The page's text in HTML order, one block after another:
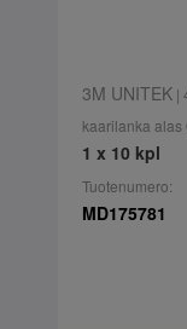
3M UNITEK|
kaarilanka alas
1 x 10 kpl
Tuotenumero:
MD175781